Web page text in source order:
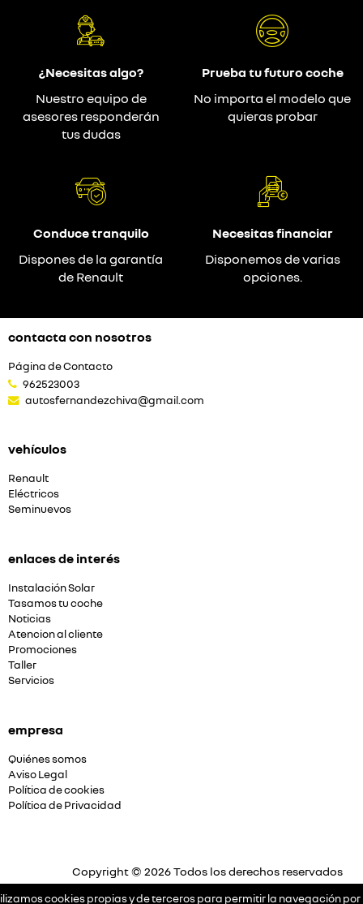
cookies propias y de terceros para permitir la navegación por
¿Necesitas algo?
Nuestro equipo de
asesores responderán
tus dudas
Prueba tu futuro coche
No importa el modelo que
quieras probar
Conduce tranquilo
Dispones de la garantía
de Renault
Necesitas financiar
Disponemos de varias
opciones.
contacta con nosotros
Página de Contacto
962523003
autosfernandezchiva@gmail.com
vehículos
Renault
Eléctricos
Seminuevos
enlaces de interés
Instalación Solar
Tasamos tu coche
Noticias
Atencion al cliente
Promociones
Taller
Servicios
empresa
Quiénes somos
Aviso Legal
Política de cookies
Política de Privacidad
Copyright © 2026 Todos los derechos reservados
Plataforma Concesión byReleasemarketing S.L.